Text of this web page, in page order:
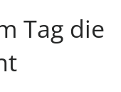
Tag die